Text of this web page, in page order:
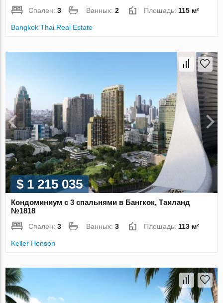
Спален:3 Ванных:2 Площадь: 115 м²
Bangkok Thai Real Estate
$ 1 215 035
Кондоминиум с 3 спальнями в Бангкок, Таиланд
№1818
Спален:3 Ванных:3 Площадь: 113 м²
Keller Henson